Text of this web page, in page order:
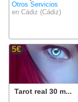
Otros Servicios
en Cádiz (Cádiz)
5€
Tarot real 30 m...